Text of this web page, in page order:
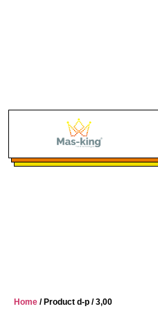
Home / Product d-p / 3,00